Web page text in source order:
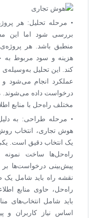
• مرحله تحلیل: هر
بررسی شود اما این
منطبق باشد. هر
هزینه و سود مربوط
کند. این تحلیل
عملکرد انجام می‌شود و
درخواست داده می‌شوند.
مختلف راه‌حل با منابع
• مرحله طراحی: به
هوش تجاری، انتخاب
یک انتخاب دقیق است.
راه‌حل‌ها ساخت نمونه
پیش‌بینی درخواست‌ها
نقشه راه باید شامل
راه‌حل، حاوی منابع
باید شامل انتخاب‌های
اساس نیاز کاربران و